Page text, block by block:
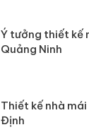
Ý tưởng thiết kế
Quảng Ninh
Thiết kế nhà
Định